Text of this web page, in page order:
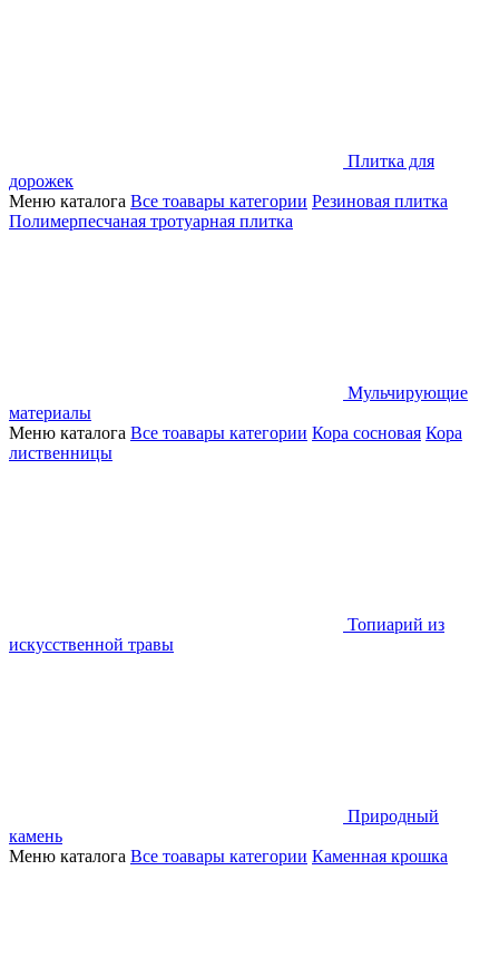
Плитка для
дорожек
Меню каталога Все тоавары категории Резиновая плитка
Полимерпесчаная тротуарная плитка
Мульчирующие
материалы
Меню каталога Все тоавары категории Кора сосновая Кора
лиственницы
Топиарий из
искусственной травы
Природный
камень
Меню каталога Все тоавары категории Каменная крошка